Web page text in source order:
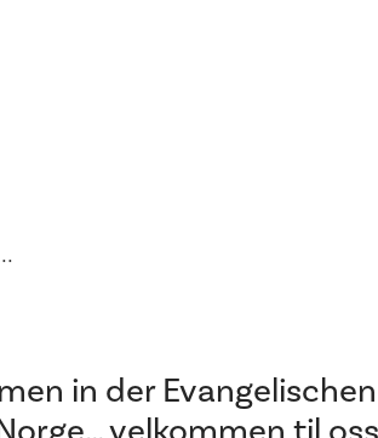
in der